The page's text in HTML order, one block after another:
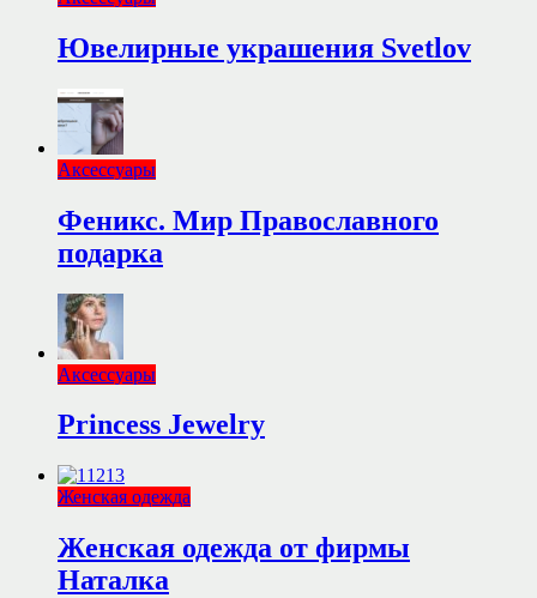
Ювелирные украшения Svetlov
Аксессуары
Феникс. Мир Православного
подарка
Аксессуары
Princess Jewelry
Женская одежда
Женская одежда от фирмы
Наталка